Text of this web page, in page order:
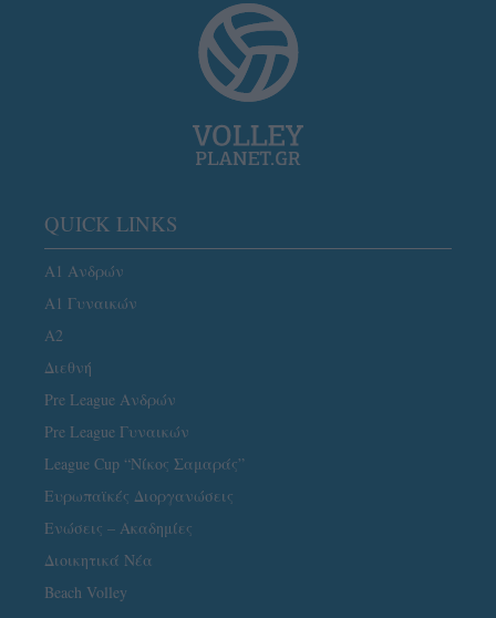
QUICK LINKS
Α1 Ανδρών
Α1 Γυναικών
A2
Διεθνή
Pre League Ανδρών
Pre League Γυναικών
League Cup “Νίκος Σαμαράς”
Ευρωπαϊκές Διοργανώσεις
Ενώσεις – Ακαδημίες
Διοικητικά Νέα
Beach Volley